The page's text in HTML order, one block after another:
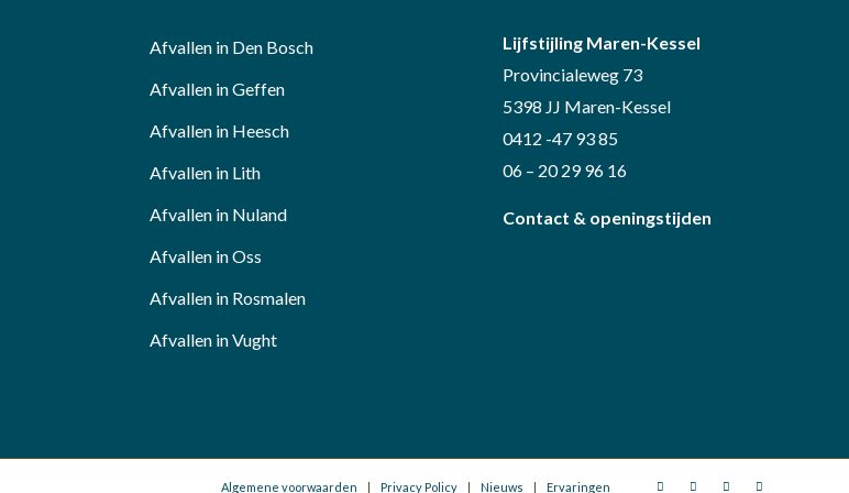
Afvallen in Den Bosch
Afvallen in Geffen
Afvallen in Heesch
Afvallen in Lith
Afvallen in Nuland
Afvallen in Oss
Afvallen in Rosmalen
Afvallen in Vught
Lijfstijling Maren-Kessel
Provincialeweg 73
5398 JJ Maren-Kessel
0412 -47 93 85
06 – 20 29 96 16
Contact & openingstijden
Algemene voorwaarden Privacy Policy Nieuws Ervaringen